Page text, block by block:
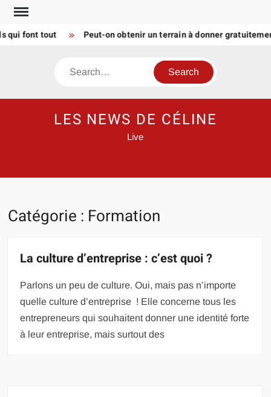
Skip
content
font tout Peut-on obtenir un terrain à donner gratuitement
Search
LES NEWS DE CÉLINE
Live
Catégorie : Formation
La culture d’entreprise : c’est quoi ?
Parlons un peu de culture. Oui, mais pas n’importe
quelle culture d’entreprise ! Elle concerne tous les
entrepreneurs qui souhaitent donner une identité forte
à leur entreprise, mais surtout des